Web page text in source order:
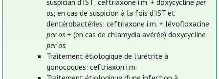
os; en cas de suspicion à la fois d’IST et
d’entérobactéries: ceftriaxone i.m. + lévofloxacine
per os+ (en cas de chlamydia avérée) doxycycline
per os.
Traitement étiologique de l’urétrite à
gonocoques: ceftriaxon i.m.